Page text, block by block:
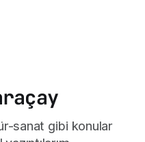
sanat gibi konular